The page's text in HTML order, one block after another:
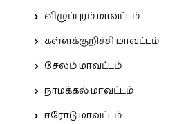
விழுப்புரம் மாவட்டம்
கள்ளக்குறிச்சி மாவட்டம்
சேலம் மாவட்டம்
நாமக்கல் மாவட்டம்
ஈரோடு மாவட்டம்